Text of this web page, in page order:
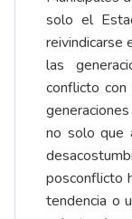
solo el
reivindicarse
las
conflicto
no solo que
posconflicto
tendencia o